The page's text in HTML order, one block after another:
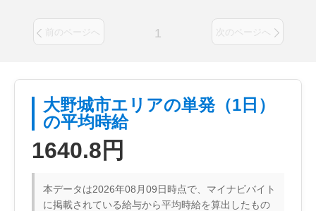
前のページへ 1 次のページへ
大野城市エリアの単発（1日）
の平均時給
1640.8円
本データは2026年08月09日時点で、マイナビバイト
に掲載されている給与から平均時給を算出したもの